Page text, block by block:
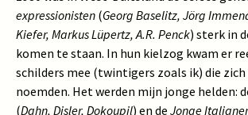
expressionisten (Georg Baselitz, Jörg
Kiefer, Markus Lüpertz, A.R. Penck) sterk in
komen te staan. In hun kielzog kwam er
schilders mee (twintigers zoals ik) die zich
noemden. Het werden mijn jonge helden:
(Dahn, Disler, Dokoupil) en de Jonge